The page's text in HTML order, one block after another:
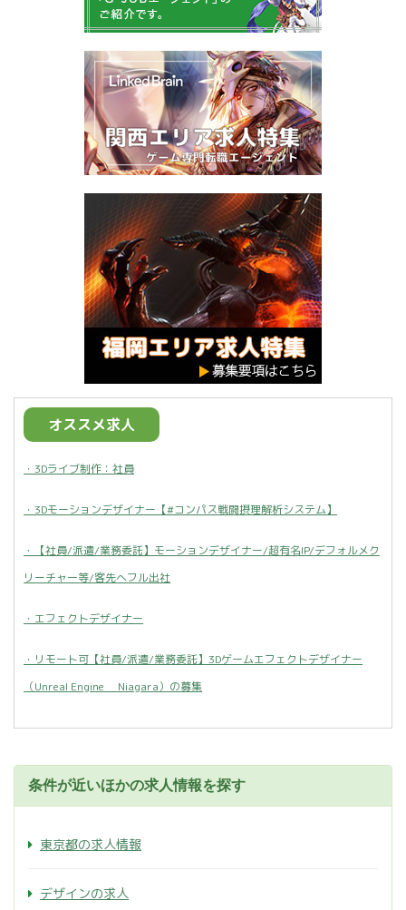
オススメ求人
・3Dライブ制作：社員
・3Dモーションデザイナー【#コンパス戦闘摂理解析システム】
・【社員/派遣/業務委託】モーションデザイナー/超有名IP/デフォルメク
リーチャー等/客先へフル出社
・エフェクトデザイナー
・リモート可【社員/派遣/業務委託】3Dゲームエフェクトデザイナー
（Unreal Engine Niagara）の募集
条件が近いほかの求人情報を探す
東京都の求人情報
デザインの求人